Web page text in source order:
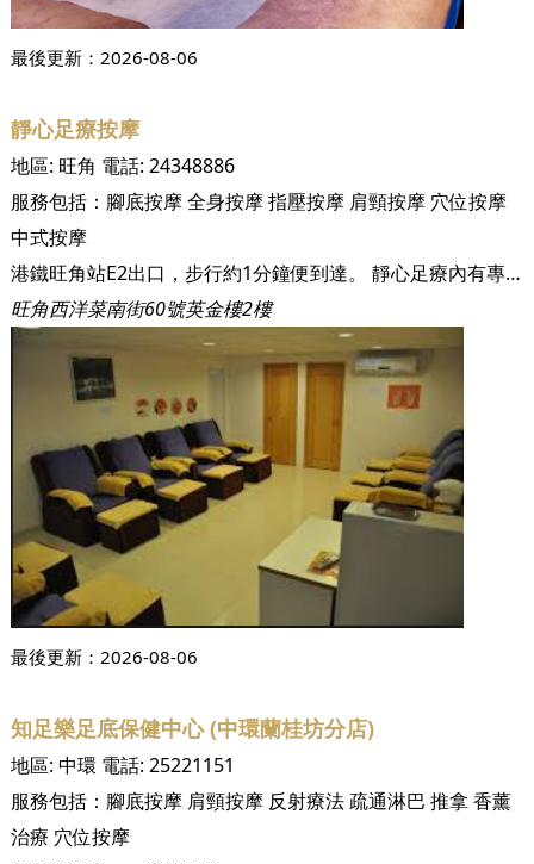
最後更新： 2026-08-06
靜心足療按摩
地區: 旺角 電話: 24348886
服務包括： 腳底按摩全身按摩指壓按摩 肩頸按摩 穴位按摩
中式按摩
港鐵旺角站E2出口，步行約1分鐘便到達。 靜心足療內有專業按摩師，為顧客提供不同的按摩服務，務求令顧客舒緩身心，提升生活質素。由專業按摩師傅提供按摩服務，消除身體各部位疲勞，促進血液循環，有助舒解身體酸痛。
旺角西洋菜南街60號英金樓2樓
最後更新： 2026-08-06
知足樂足底保健中心 (中環蘭桂坊分店)
地區: 中環 電話: 25221151
服務包括： 腳底按摩肩頸按摩反射療法疏通淋巴 推拿香薰
治療 穴位按摩